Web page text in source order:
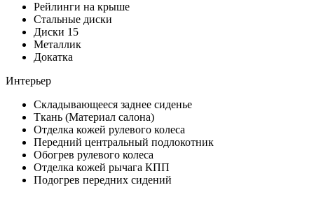
Рейлинги на крыше
Стальные диски
Диски 15
Металлик
Докатка
Интерьер
Складывающееся заднее сиденье
Ткань (Материал салона)
Отделка кожей рулевого колеса
Передний центральный подлокотник
Обогрев рулевого колеса
Отделка кожей рычага КПП
Подогрев передних сидений